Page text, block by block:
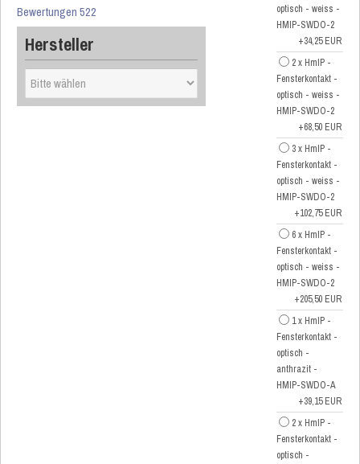
Bewertungen 522
Hersteller
optisch - weiss -
HMIP-SWDO-2
+34,25 EUR
2 x HmIP -
Fensterkontakt -
optisch - weiss -
HMIP-SWDO-2
+68,50 EUR
3 x HmIP -
Fensterkontakt -
optisch - weiss -
HMIP-SWDO-2
+102,75 EUR
6 x HmIP -
Fensterkontakt -
optisch - weiss -
HMIP-SWDO-2
+205,50 EUR
1 x HmIP -
Fensterkontakt -
optisch -
anthrazit -
HMIP-SWDO-A
+39,15 EUR
2 x HmIP -
Fensterkontakt -
optisch -